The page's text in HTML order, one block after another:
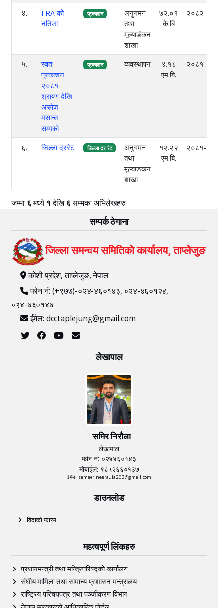
४.
FRA को
नतिजा
प्रकाशन
अनुगमन
तथा
मूल्याङंकन
शाखा
७२.०१
के.बि
२०८२-
५.
स्वत:
प्रकाशन
२०८१
श्रावण देखि
असोज
मसान्त
सम्मको
प्रकाशन व्यवस्थापन
४.१८
एम.बि.
२०८१-
६. जिल्ला दररेट जिल्ला दर रेट
अनुगमन
तथा
मूल्याङंकन
शाखा
१२.२२
एम.बि.
२०८१-
जम्मा ६मध्ये १देखि६सम्मका अभिलेखहरु
सम्पर्क ठेगाना
जिल्ला समन्वय समितिको कार्यालय, ताप्लेजुङ
कोशी प्रदेश, ताप्लेजुङ, नेपाल
फोन नं: (+९७७)-०२४-४६०१४३, ०२४-४६०१२४,
०२४-४६०१४४
ईमेल: dcctaplejung@gmail.com
लेखापाल
समिर निरौला
लेखापाल
फोन नं: ०२४४६०१४३
मोबाईल: ९८५२६६०१३७
ईमेल: sameer.neeraula203@gmail.com
डाउनलोड
विदाको फारम
महत्वपूर्ण लिंकहरु
प्रधानमन्त्री तथा मन्त्रिपरिषद्को कार्यालय
संघीय मामिला तथा सामान्य प्रशासन मन्त्रालय
राष्ट्रिय परिचयपत्र तथा पञ्‍जीकरण विभाग